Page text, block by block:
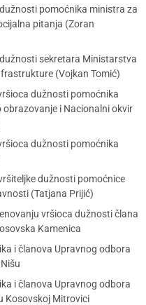
pomoćnika ministra za
pitanja (Zoran
sekretara Ministarstva
(Vojkan Tomić)
dužnosti pomoćnika
i Nacionalni okvir
dužnosti pomoćnika
dužnosti pomoćnice
(Tatjana Prijić)
vršioca dužnosti člana
Kamenica
i članova Upravnog odbora
i članova Upravnog odbora
Kosovskoj Mitrovici